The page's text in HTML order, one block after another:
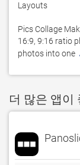
Layouts
Pics Collage
16:9, 9:16 ratio
photos into one
더 많은 앱이